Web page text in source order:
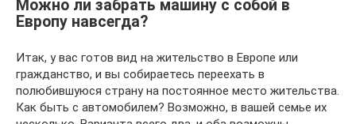
Можно ли забрать машину с собой в
Европу навсегда?
Итак, у вас готов вид на жительство в Европе или
гражданство, и вы собираетесь переехать в
полюбившуюся страну на постоянное место жительства.
Как быть с автомобилем? Возможно, в вашей семье их